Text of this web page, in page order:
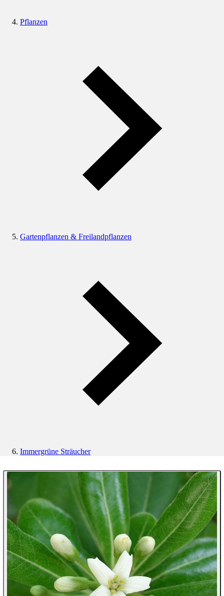
Pflanzen
Gartenpflanzen & Freilandpflanzen
Immergrüne Sträucher